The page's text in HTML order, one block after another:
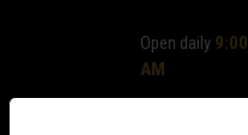
Open daily
AM